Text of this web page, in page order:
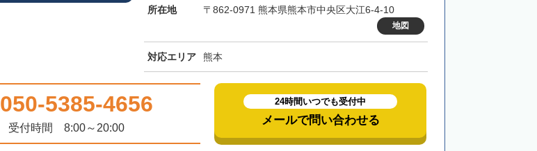
所在地 〒862-0971 熊本県熊本市中央区大江6-4-10
地図
対応エリア 熊本
050-5385-4656
受付時間 8:00～20:00
24時間いつでも受付中
メールで問い合わせる